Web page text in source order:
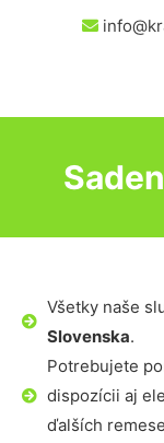
Všetky naše
Slovenska.
Potrebujete
dispozícii aj
ďalších